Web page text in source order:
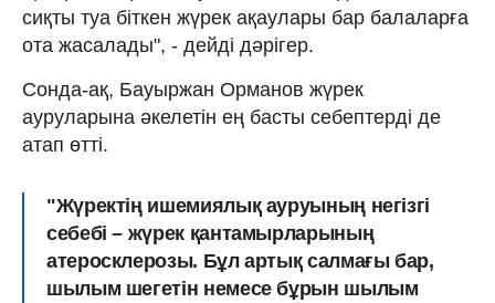
сиқты туа біткен жүрек ақаулары бар балаларға
ота жасалады", - дейді дәрігер.
Сонда-ақ, Бауыржан Орманов жүрек
ауруларына әкелетін ең басты себептерді де
атап өтті.
"Жүректің ишемиялық ауруының негізгі
себебі – жүрек қантамырларының
атеросклерозы. Бұл артық салмағы бар,
шылым шегетін немесе бұрын шылым